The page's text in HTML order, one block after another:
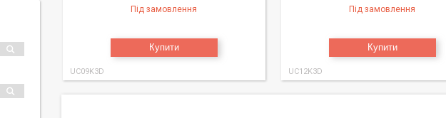
Під замовлення
Купити
UC09K3D
Під замовлення
Купити
UC12K3D